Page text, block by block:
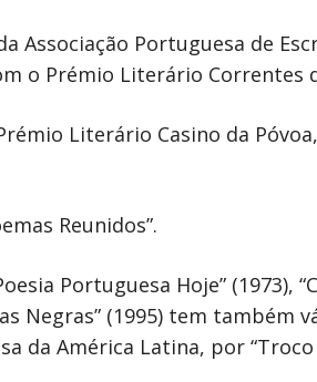
Associação Portuguesa de
o Prémio Literário Correntes
Literário Casino da
Reunidos”.
Portuguesa Hoje” (1973),
Negras” (1995) tem
da América Latina, por